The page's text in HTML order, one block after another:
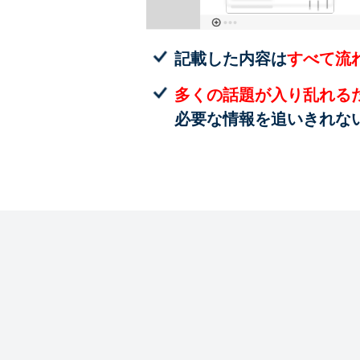
記載した内容はすべて流
多くの話題が入り乱れる
必要な情報を追いきれな